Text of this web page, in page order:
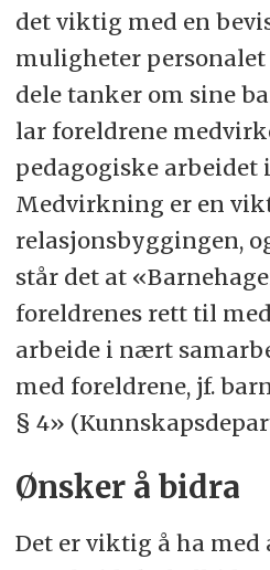
det viktig med en
muligheter
dele tanker om sine
lar foreldrene
pedagogiske arbeidet
Medvirkning er en
relasjonsbyggingen,
står det at
foreldrenes rett til
arbeide i nært
med foreldrene, jf.
§ 4»
Ønsker å bidra
Det er viktig å ha